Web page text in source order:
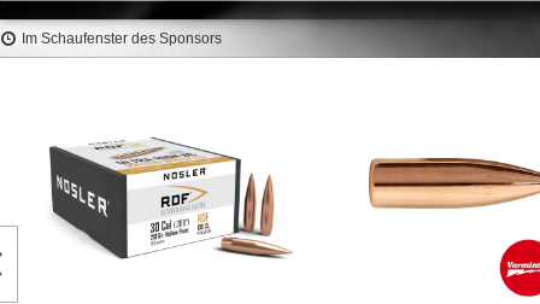
Im Schaufenster des Sponsors